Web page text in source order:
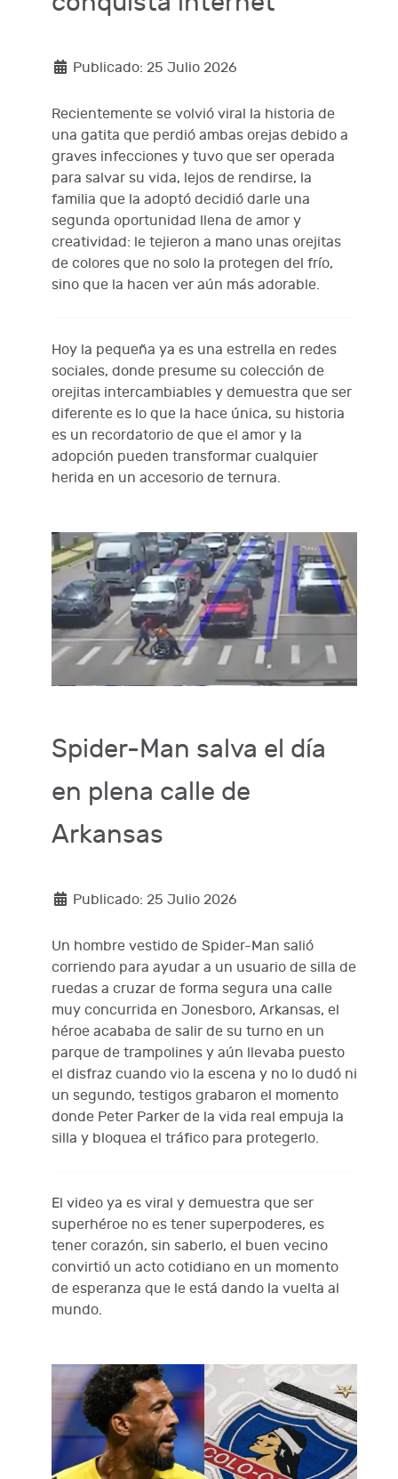
Publicado: 25 Julio 2026
Recientemente se volvió viral la historia de
una gatita que perdió ambas orejas debido a
graves infecciones y tuvo que ser operada
para salvar su vida, lejos de rendirse, la
familia que la adoptó decidió darle una
segunda oportunidad llena de amor y
creatividad: le tejieron a mano unas orejitas
de colores que no solo la protegen del frío,
sino que la hacen ver aún más adorable.
Hoy la pequeña ya es una estrella en redes
sociales, donde presume su colección de
orejitas intercambiables y demuestra que ser
diferente es lo que la hace única, su historia
es un recordatorio de que el amor y la
adopción pueden transformar cualquier
herida en un accesorio de ternura.
Spider-Man salva el día
en plena calle de
Arkansas
Publicado: 25 Julio 2026
Un hombre vestido de Spider-Man salió
corriendo para ayudar a un usuario de silla de
ruedas a cruzar de forma segura una calle
muy concurrida en Jonesboro, Arkansas, el
héroe acababa de salir de su turno en un
parque de trampolines y aún llevaba puesto
el disfraz cuando vio la escena y no lo dudó ni
un segundo, testigos grabaron el momento
donde Peter Parker de la vida real empuja la
silla y bloquea el tráfico para protegerlo.
El video ya es viral y demuestra que ser
superhéroe no es tener superpoderes, es
tener corazón, sin saberlo, el buen vecino
convirtió un acto cotidiano en un momento
de esperanza que le está dando la vuelta al
mundo.